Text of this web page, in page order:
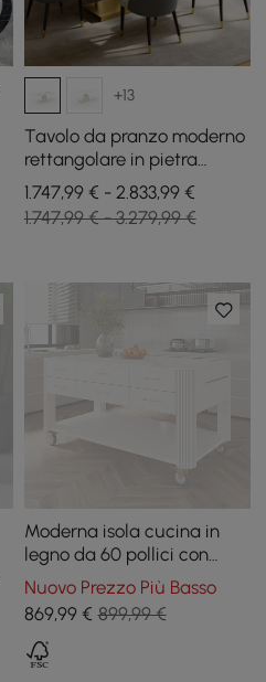
+13
Tavolo da pranzo moderno
rettangolare in pietra
sinterizzata da 2000 mm
con 6 sedie in oro
1.747,99 € - 2.833,99 €
1.747,99 € - 3.279,99 €
Moderna isola cucina in
legno da 60 pollici con
ruote e armadietti
Nuovo Prezzo Più Basso
869,99€ 899,99 €